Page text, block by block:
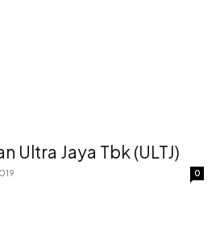
Ultra Jaya Tbk (ULTJ)
0